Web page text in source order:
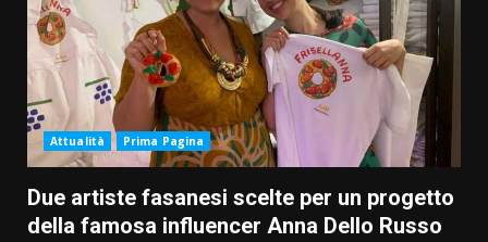
Attualità Prima Pagina
Due artiste fasanesi scelte per un progetto
della famosa influencer Anna Dello Russo